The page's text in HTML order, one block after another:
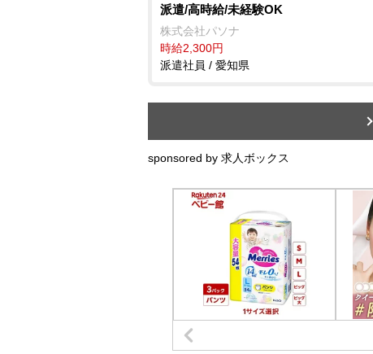
派遣/高時給/未経験OK
株式会社パソナ
時給2,300円
派遣社員 / 愛知県
sponsored by 求人ボックス